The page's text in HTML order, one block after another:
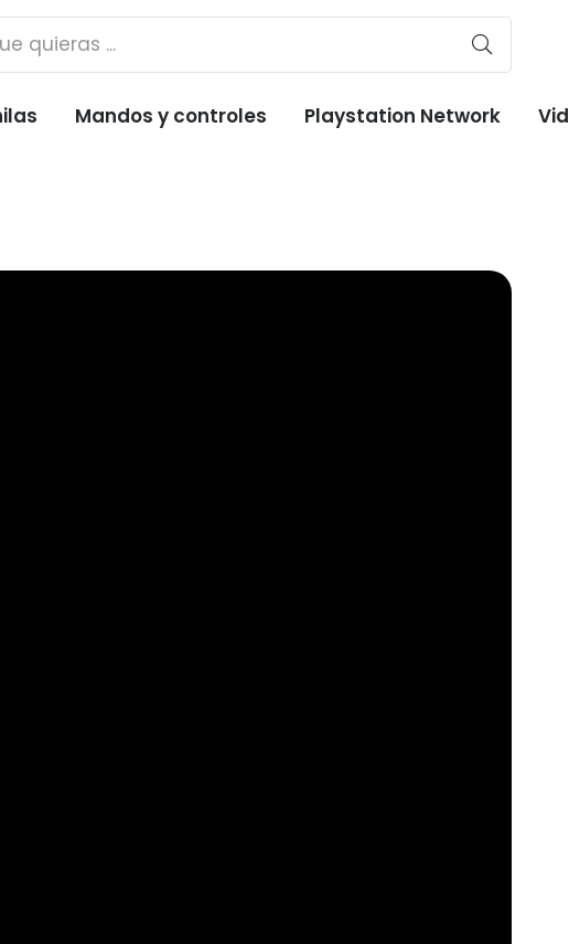
Mandos y controles Playstation Network